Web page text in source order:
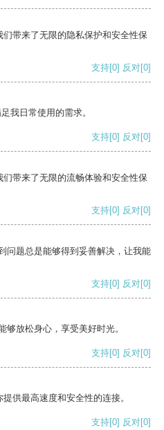
带来了无限的隐私保护和安全性保
支持[0] 反对[0]
我日常使用的需求。
支持[0] 反对[0]
带来了无限的流畅体验和安全性保
支持[0] 反对[0]
问题总是能够得到妥善解决，让我能
支持[0] 反对[0]
够放松身心，享受美好时光。
支持[0] 反对[0]
供最高速度和安全性的连接。
支持[0] 反对[0]